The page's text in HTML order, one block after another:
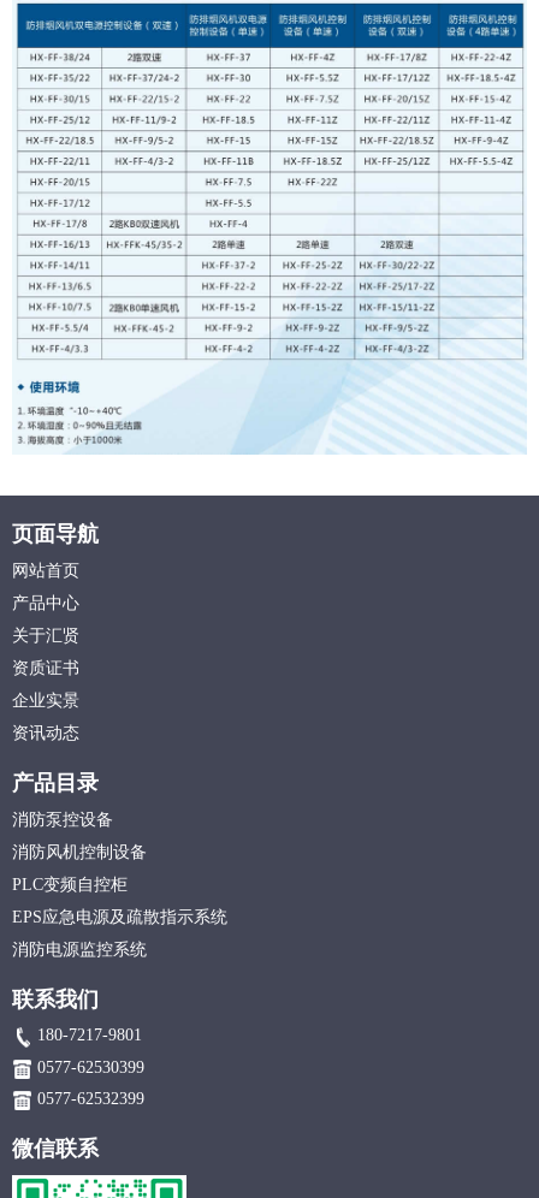
页面导航
网站首页
产品中心
关于汇贤
资质证书
企业实景
资讯动态
产品目录
消防泵控设备
消防风机控制设备
PLC变频自控柜
EPS应急电源及疏散指示系统
消防电源监控系统
联系我们
180-7217-9801
0577-62530399
0577-62532399
微信联系